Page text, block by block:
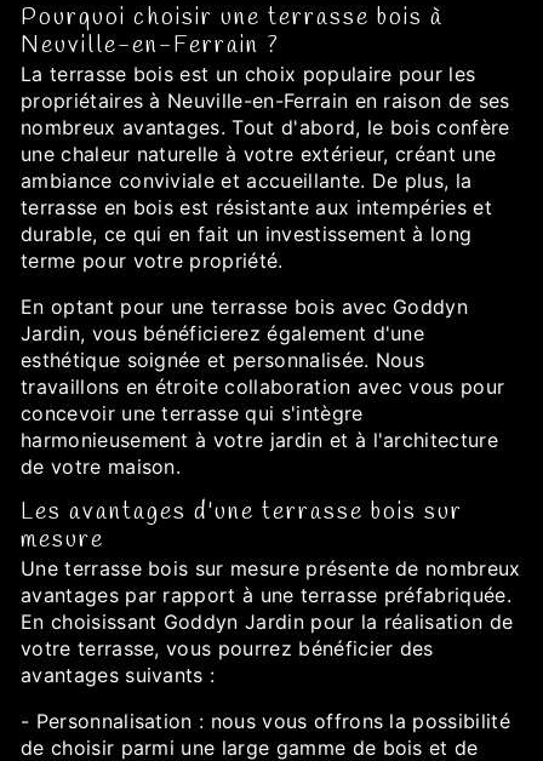
Pourquoi choisir une terrasse bois à
Neuville-en-Ferrain ?
La terrasse bois est un choix populaire pour les
propriétaires à Neuville-en-Ferrain en raison de ses
nombreux avantages. Tout d'abord, le bois confère
une chaleur naturelle à votre extérieur, créant une
ambiance conviviale et accueillante. De plus, la
terrasse en bois est résistante aux intempéries et
durable, ce qui en fait un investissement à long
terme pour votre propriété.
En optant pour une terrasse bois avec Goddyn
Jardin, vous bénéficierez également d'une
esthétique soignée et personnalisée. Nous
travaillons en étroite collaboration avec vous pour
concevoir une terrasse qui s'intègre
harmonieusement à votre jardin et à l'architecture
de votre maison.
Les avantages d'une terrasse bois sur
mesure
Une terrasse bois sur mesure présente de nombreux
avantages par rapport à une terrasse préfabriquée.
En choisissant Goddyn Jardin pour la réalisation de
votre terrasse, vous pourrez bénéficier des
avantages suivants :
- Personnalisation : nous vous offrons la possibilité
de choisir parmi une large gamme de bois et de